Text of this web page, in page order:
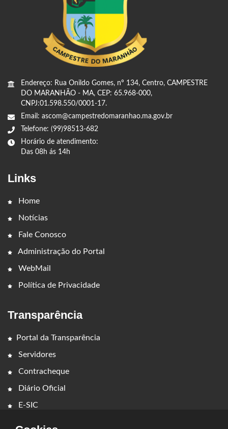
Endereço: Rua Onildo Gomes, nº 134, Centro, CAMPESTRE
DO MARANHÃO - MA, CEP: 65.968-000,
CNPJ:01.598.550/0001-17.
Email: ascom@campestredomaranhao.ma.gov.br
Telefone: (99)98513-682
Horário de atendimento:
Das 08h ás 14h
Links
Home
Notícias
Fale Conosco
Administração do Portal
WebMail
Política de Privacidade
Transparência
Portal da Transparência
Servidores
Contracheque
Diário Oficial
E-SIC